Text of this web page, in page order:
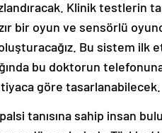
Klinik testlerin
bir oyun ve sensörlü
Bu sistem ilk
bu doktorun
göre tasarlanabilecek.
tanısına sahip insan